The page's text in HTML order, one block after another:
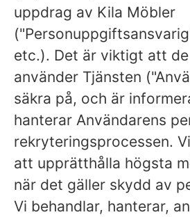
uppdrag av Kila Möbler
etc.). Det är viktigt att
använder Tjänsten
säkra på, och är
hanterar Användarens
rekryteringsprocessen.
att upprätthålla högsta
när det gäller skydd av
Vi behandlar, hanterar,